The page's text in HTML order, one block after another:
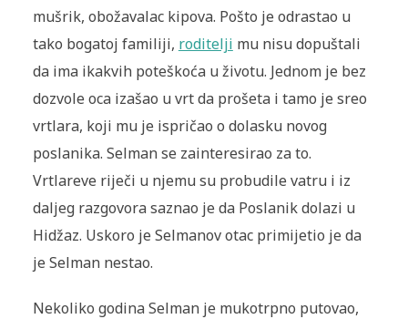
mušrik, obožavalac kipova. Pošto je odrastao u
tako bogatoj familiji, roditelji mu nisu dopuštali
da ima ikakvih poteškoća u životu. Jednom je bez
dozvole oca izašao u vrt da prošeta i tamo je sreo
vrtlara, koji mu je ispričao o dolasku novog
poslanika. Selman se zainteresirao za to.
Vrtlareve riječi u njemu su probudile vatru i iz
daljeg razgovora saznao je da Poslanik dolazi u
Hidžaz. Uskoro je Selmanov otac primijetio je da
je Selman nestao.
Nekoliko godina Selman je mukotrpno putovao,